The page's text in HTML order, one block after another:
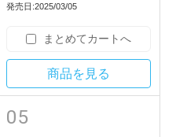
発売日:2025/03/05
まとめてカートへ
商品を見る
05